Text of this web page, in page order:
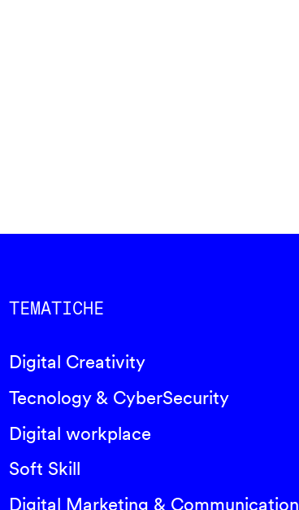
TEMATICHE
Digital Creativity
Tecnology & CyberSecurity
Digital workplace
Soft Skill
Digital Marketing & Communication